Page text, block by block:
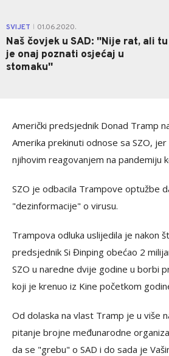
SVIJET 01.06.2020.
Naš čovjek u SAD: ''Nije rat, ali tu
je onaj poznati osjećaj u
stomaku''
Američki predsjednik Donad Tramp
Amerika prekinuti odnose sa SZO,
njihovim reagovanjem na pandemiju
SZO je odbacila Trampove optužbe
"dezinformacije" o virusu.
Trampova odluka uslijedila je nakon
predsjednik Si Đinping obećao 2
SZO u naredne dvije godine u borbi
koji je krenuo iz Kine početkom
Od dolaska na vlast Tramp je u više
pitanje brojne međunarodne
da se "grebu" o SAD i do sada je